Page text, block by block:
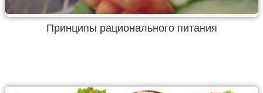
Принципы рационального питания